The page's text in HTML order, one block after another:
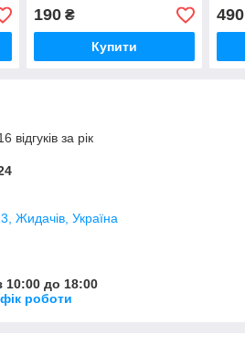
190₴
Купити
490
відгуків за рік
Жидачів, Україна
10:00 до 18:00
роботи